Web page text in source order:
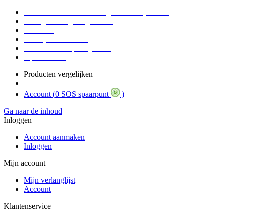
Producten vergelijken
Account (0 SOS spaarpunt
)
Ga naar de inhoud
Inloggen
Account aanmaken
Inloggen
Mijn account
Mijn verlanglijst
Account
Klantenservice